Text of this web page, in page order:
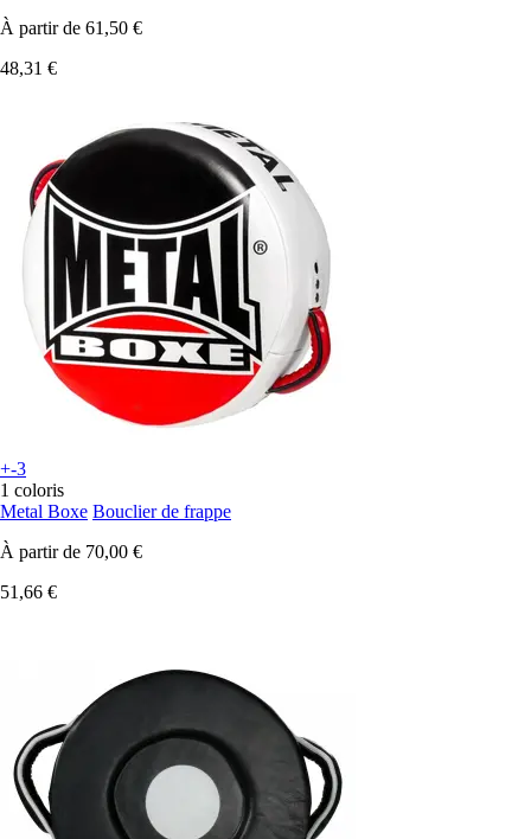
À partir de 61,50 €
48,31 €
+-3
1 coloris
Metal Boxe Bouclier de frappe
À partir de 70,00 €
51,66 €